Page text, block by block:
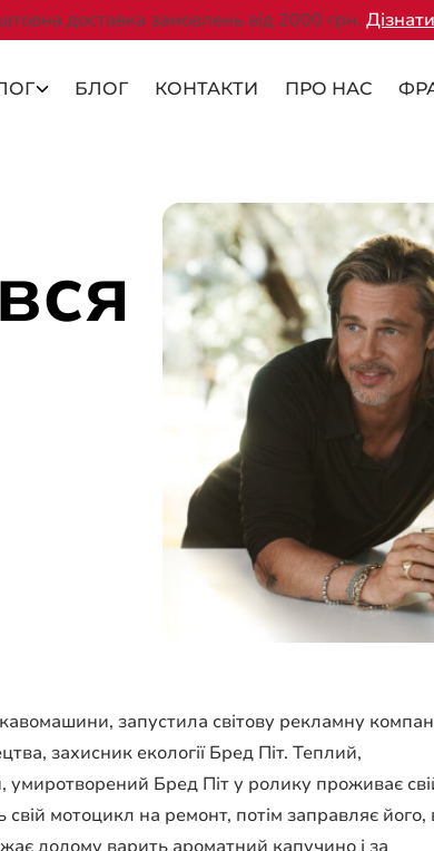
доставка замовлень від 2000 грн.
БЛОГ КОНТАКТИ ПРО НАС
запустила світову рекламну
захисник екології Бред Піт. Теплий,
Бред Піт у ролику проживає
мотоцикл на ремонт, потім заправляє його,